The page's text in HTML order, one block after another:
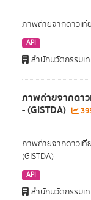
ภาพถ่ายจากดาวเที
API
สำนักนวัตกรรมเ
ภาพถ่ายจากดาว
- (GISTDA)
ภาพถ่ายจากดาวเที
(GISTDA)
API
สำนักนวัตกรรมเ